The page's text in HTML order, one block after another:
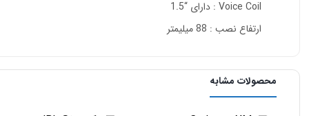
Voice Coil : دارای “1.5
ارتفاع نصب : 88 میلیمتر
محصولات مشابه